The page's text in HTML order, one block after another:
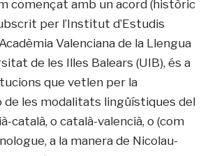
començat amb un acord (històric
per l’Institut d’Estudis
Valenciana de la Llengua
de les Illes Balears (UIB), és a
que vetlen per la
de les modalitats lingüístiques del
català, o català-valencià, o (com
a la manera de Nicolau-